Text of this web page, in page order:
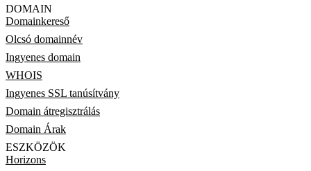
DOMAIN
Domainkereső
Olcsó domainnév
Ingyenes domain
WHOIS
Ingyenes SSL tanúsítvány
Domain átregisztrálás
Domain Árak
ESZKÖZÖK
Horizons